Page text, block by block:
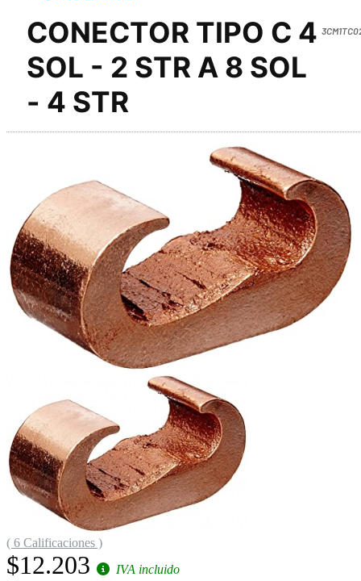
CONECTOR TIPO C 4
SOL - 2 STR A 8 SOL
- 4 STR
( 6 Calificaciones )
$12.203 IVA incluido